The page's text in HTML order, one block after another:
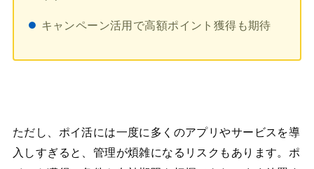
キャンペーン活用で高額ポイント獲得も期待
ただし、ポイ活には一度に多くのアプリやサービスを導
入しすぎると、管理が煩雑になるリスクもあります。ポ